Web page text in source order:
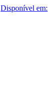
Disponível em: